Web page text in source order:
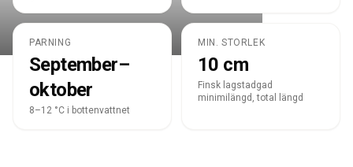
PARNING
September–
oktober
8–12 °C i bottenvattnet
MIN. STORLEK
10 cm
Finsk lagstadgad
minimilängd, total längd